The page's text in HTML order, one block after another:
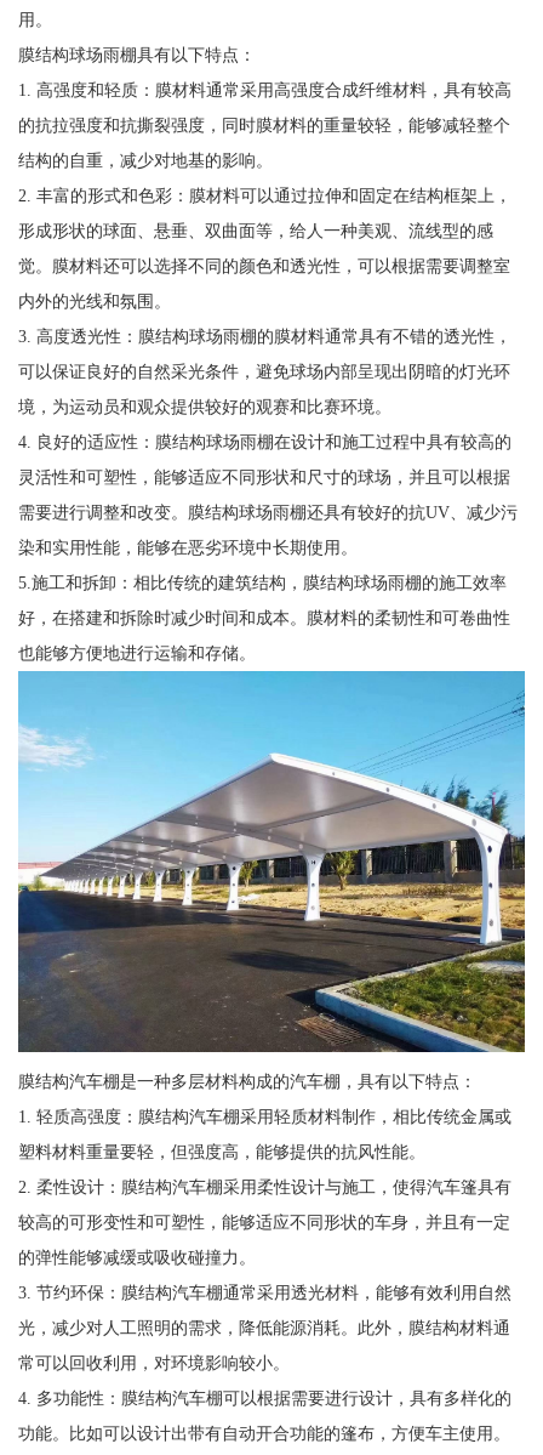
用。
膜结构球场雨棚具有以下特点：
1. 高强度和轻质：膜材料通常采用高强度合成纤维材料，具有较高
的抗拉强度和抗撕裂强度，同时膜材料的重量较轻，能够减轻整个
结构的自重，减少对地基的影响。
2. 丰富的形式和色彩：膜材料可以通过拉伸和固定在结构框架上，
形成形状的球面、悬垂、双曲面等，给人一种美观、流线型的感
觉。膜材料还可以选择不同的颜色和透光性，可以根据需要调整室
内外的光线和氛围。
3. 高度透光性：膜结构球场雨棚的膜材料通常具有不错的透光性，
可以保证良好的自然采光条件，避免球场内部呈现出阴暗的灯光环
境，为运动员和观众提供较好的观赛和比赛环境。
4. 良好的适应性：膜结构球场雨棚在设计和施工过程中具有较高的
灵活性和可塑性，能够适应不同形状和尺寸的球场，并且可以根据
需要进行调整和改变。膜结构球场雨棚还具有较好的抗UV、减少污
染和实用性能，能够在恶劣环境中长期使用。
5.施工和拆卸：相比传统的建筑结构，膜结构球场雨棚的施工效率
好，在搭建和拆除时减少时间和成本。膜材料的柔韧性和可卷曲性
也能够方便地进行运输和存储。
膜结构汽车棚是一种多层材料构成的汽车棚，具有以下特点：
1. 轻质高强度：膜结构汽车棚采用轻质材料制作，相比传统金属或
塑料材料重量要轻，但强度高，能够提供的抗风性能。
2. 柔性设计：膜结构汽车棚采用柔性设计与施工，使得汽车篷具有
较高的可形变性和可塑性，能够适应不同形状的车身，并且有一定
的弹性能够减缓或吸收碰撞力。
3. 节约环保：膜结构汽车棚通常采用透光材料，能够有效利用自然
光，减少对人工照明的需求，降低能源消耗。此外，膜结构材料通
常可以回收利用，对环境影响较小。
4. 多功能性：膜结构汽车棚可以根据需要进行设计，具有多样化的
功能。比如可以设计出带有自动开合功能的篷布，方便车主使用。